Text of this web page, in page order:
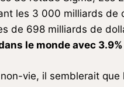
les 3 000 milliards de
de 698 milliards de
le monde avec
vie, il semblerait